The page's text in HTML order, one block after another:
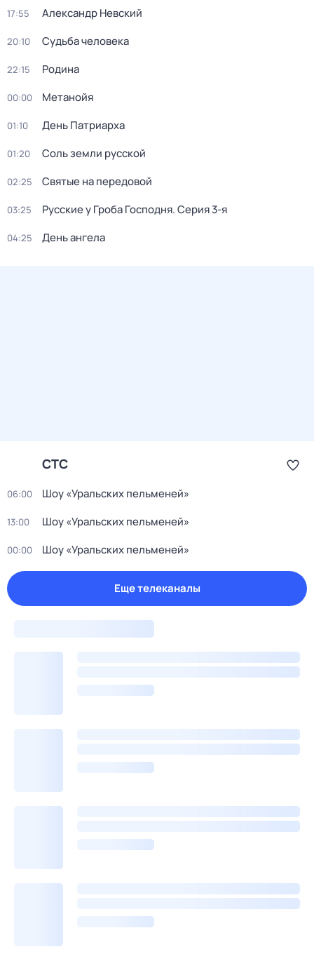
17:55 Александр Невский
20:10 Судьба человека
22:15 Родина
00:00 Метанойя
01:10 День Патриарха
01:20 Соль земли русской
02:25 Святые на передовой
03:25 Русcкие у Грoба Господня. Серия 3-я
04:25 День ангела
СТС
06:00 Шоу «Уральских пельменей»
13:00 Шоу «Уральских пельменей»
00:00 Шоу «Уральских пельменей»
Еще телеканалы